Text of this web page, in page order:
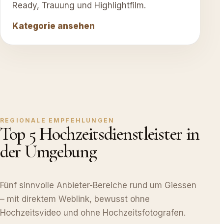
Ready, Trauung und Highlightfilm.
Kategorie ansehen
REGIONALE EMPFEHLUNGEN
Top 5 Hochzeitsdienstleister in
der Umgebung
Fünf sinnvolle Anbieter-Bereiche rund um Giessen
– mit direktem Weblink, bewusst ohne
Hochzeitsvideo und ohne Hochzeitsfotografen.